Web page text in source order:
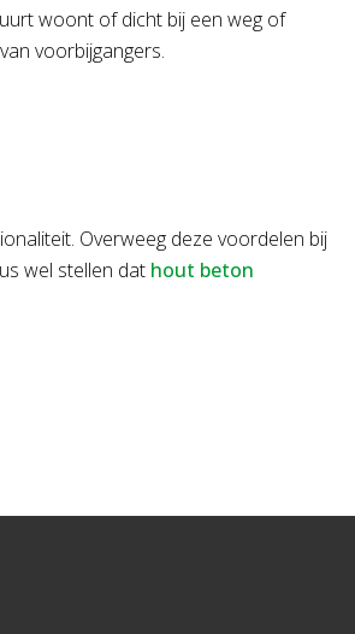
woont of dicht bij een weg of
voorbijgangers.
Overweeg deze voordelen bij
wel stellen dat hout beton